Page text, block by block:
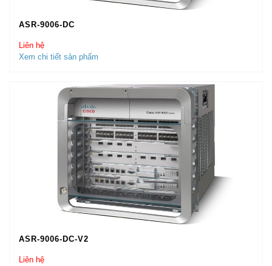
ASR-9006-DC
Liên hệ
Xem chi tiết sản phẩm
ASR-9006-DC-V2
Liên hệ